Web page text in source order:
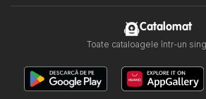
Catalomat
Toate cataloagele într-un